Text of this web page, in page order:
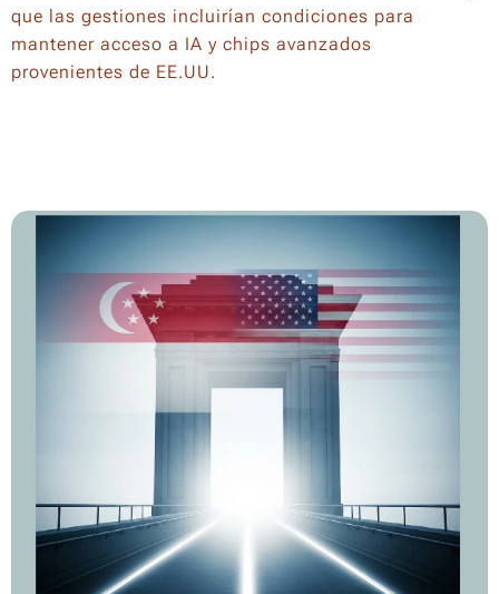
que las gestiones incluirían condiciones para
mantener acceso a IA y chips avanzados
provenientes de EE.UU.